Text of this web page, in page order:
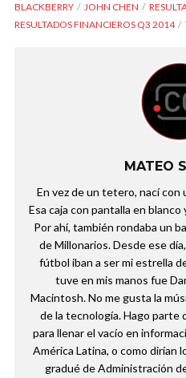
BLACKBERRY JOHN CHEN
RESULTADOS FINANCIEROS Q3 2014
MATEO
En vez de un tetero, nací con
Esa caja con pantalla en
Por ahí, también rondaba un
de Millonarios. Desde ese
fútbol iban a ser mi estrella
tuve en mis manos fue
Macintosh. No me gusta la
de la tecnología. Hago parte
para llenar el vacío en
América Latina, o como dirían
gradué de Administración